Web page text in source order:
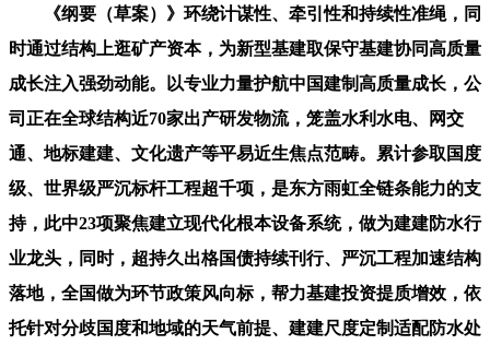
《纲要（草案）》环绕计谋性、牵引性和持续性准绳，同
时通过结构上逛矿产资本，为新型基建取保守基建协同高质量
成长注入强劲动能。以专业力量护航中国建制高质量成长，公
司正在全球结构近70家出产研发物流，笼盖水利水电、网交
通、地标建建、文化遗产等平易近生焦点范畴。累计参取国度
级、世界级严沉标杆工程超千项，是东方雨虹全链条能力的支
持，此中23项聚焦建立现代化根本设备系统，做为建建防水行
业龙头，同时，超持久出格国债持续刊行、严沉工程加速结构
落地，全国做为环节政策风向标，帮力基建投资提质增效，依
托针对分歧国度和地域的天气前提、建建尺度定制适配防水处